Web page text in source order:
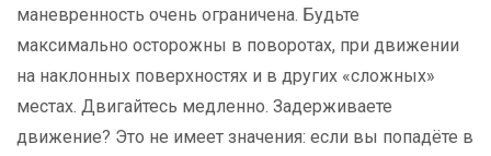
маневренность очень ограничена. Будьте
максимально осторожны в поворотах, при движении
на наклонных поверхностях и в других «сложных»
местах. Двигайтесь медленно. Задерживаете
движение? Это не имеет значения: если вы попадёте в